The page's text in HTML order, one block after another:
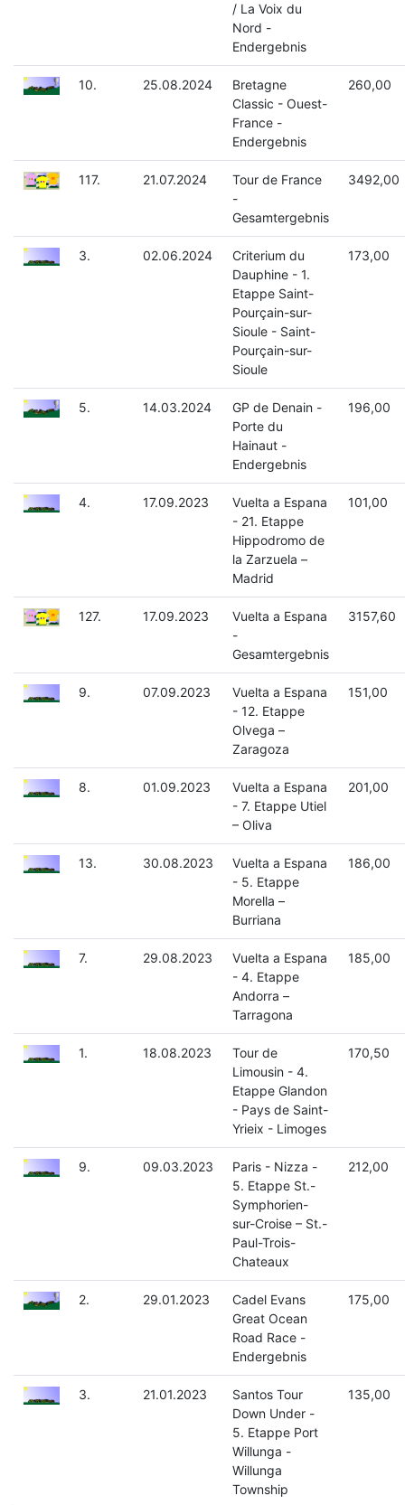
/ La Voix du
Nord -
Endergebnis
10. 25.08.2024
Bretagne
Classic - Ouest-
France -
Endergebnis
260,00
117. 21.07.2024
Tour de France
-
Gesamtergebnis
3492,00
3. 02.06.2024
Criterium du
Dauphine - 1.
Etappe Saint-
Pourçain-sur-
Sioule - Saint-
Pourçain-sur-
Sioule
173,00
5. 14.03.2024
GP de Denain -
Porte du
Hainaut -
Endergebnis
196,00
4. 17.09.2023
Vuelta a Espana
- 21. Etappe
Hippodromo de
la Zarzuela –
Madrid
101,00
127. 17.09.2023
Vuelta a Espana
-
Gesamtergebnis
3157,60
9. 07.09.2023
Vuelta a Espana
- 12. Etappe
Olvega –
Zaragoza
151,00
8. 01.09.2023
Vuelta a Espana
- 7. Etappe Utiel
– Oliva
201,00
13. 30.08.2023
Vuelta a Espana
- 5. Etappe
Morella –
Burriana
186,00
7. 29.08.2023
Vuelta a Espana
- 4. Etappe
Andorra –
Tarragona
185,00
1. 18.08.2023
Tour de
Limousin - 4.
Etappe Glandon
- Pays de Saint-
Yrieix - Limoges
170,50
9. 09.03.2023
Paris - Nizza -
5. Etappe St.-
Symphorien-
sur-Croise – St.-
Paul-Trois-
Chateaux
212,00
2. 29.01.2023
Cadel Evans
Great Ocean
Road Race -
Endergebnis
175,00
3. 21.01.2023
Santos Tour
Down Under -
5. Etappe Port
Willunga -
Willunga
Township
135,00